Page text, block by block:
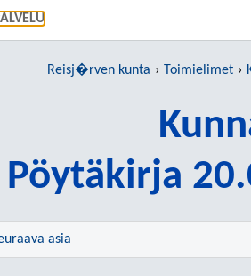
Reisj�rven kunta Toimielimet
Pöytäkirja
asia